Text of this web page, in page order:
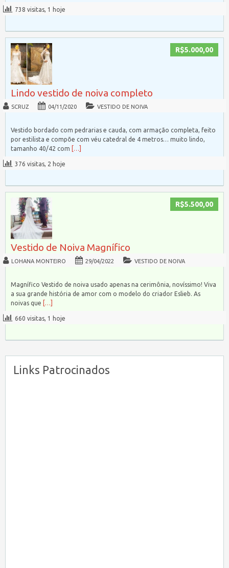
738 visitas, 1 hoje
R$5.000,00
Lindo vestido de noiva completo
SCRUZ 04/11/2020 VESTIDO DE NOIVA
Vestido bordado com pedrarias e cauda, com armação completa, feito
por estilista e compõe com véu catedral de 4 metros… muito lindo,
tamanho 40/42 com
[…]
376 visitas, 2 hoje
R$5.500,00
Vestido de Noiva Magnífico
LOHANA MONTEIRO 29/04/2022 VESTIDO DE NOIVA
Magnífico Vestido de noiva usado apenas na cerimônia, novíssimo! Viva
a sua grande história de amor com o modelo do criador Eslieb. As
noivas que
[…]
660 visitas, 1 hoje
Links Patrocinados